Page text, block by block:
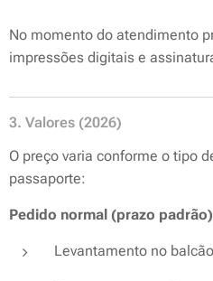
No momento do atendimento
impressões digitais e
3. Valores (2026)
O preço varia conforme o tipo
passaporte:
Pedido normal (prazo padrão)
Levantamento no